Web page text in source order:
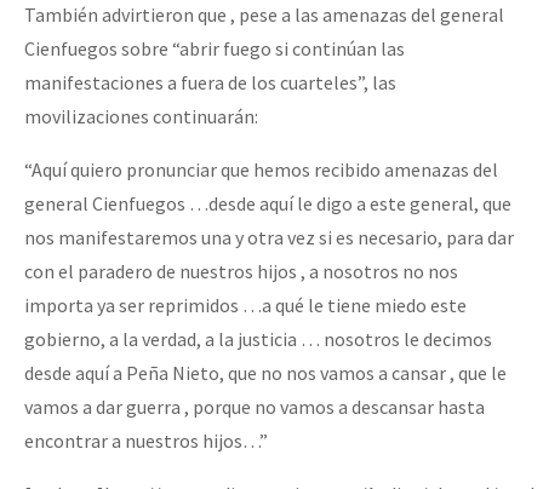
También advirtieron que , pese a las amenazas del general
Cienfuegos sobre “abrir fuego si continúan las
manifestaciones a fuera de los cuarteles”, las
movilizaciones continuarán:
“Aquí quiero pronunciar que hemos recibido amenazas del
general Cienfuegos …desde aquí le digo a este general, que
nos manifestaremos una y otra vez si es necesario, para dar
con el paradero de nuestros hijos , a nosotros no nos
importa ya ser reprimidos …a qué le tiene miedo este
gobierno, a la verdad, a la justicia … nosotros le decimos
desde aquí a Peña Nieto, que no nos vamos a cansar , que le
vamos a dar guerra , porque no vamos a descansar hasta
encontrar a nuestros hijos…”